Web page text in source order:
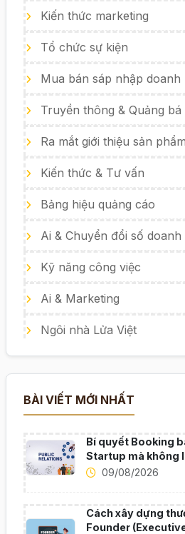
Kiến thức marketing
Tổ chức sự kiện
Mua bán sáp nhập doanh
Truyền thông & Quảng
Ra mắt giới thiệu sản
Kiến thức & Tư vấn
Bảng hiệu quảng cáo
Ai & Chuyển đổi số doanh
Kỹ năng công việc
Ai & Marketing
Ngôi nhà Lửa Việt
BÀI VIẾT MỚI NHẤT
Bí quyết Booking
Startup mà không
09/08/2026
Cách xây dựng
Founder